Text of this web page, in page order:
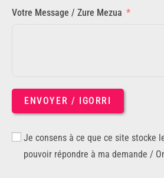
Votre Message / Zure Mezua
ENVOYER / IGORRI
Je consens à ce que ce site stocke
pouvoir répondre à ma demande /